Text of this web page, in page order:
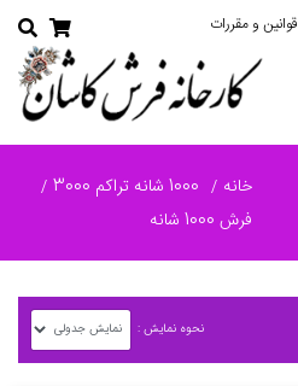
قوانین و مقررات
خانه
1000 شانه تراکم 3000
فرش 1000 شانه
نحوه نمایش :